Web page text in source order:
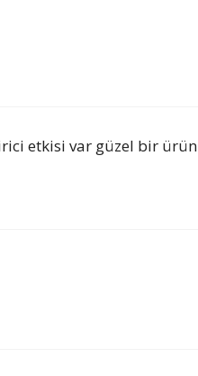
etkisi var güzel bir ürün